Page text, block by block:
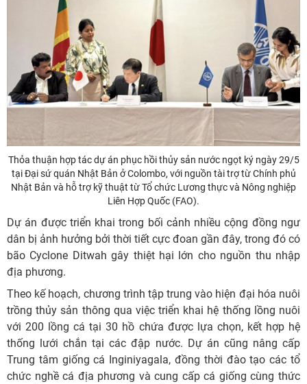
Thỏa thuận hợp tác dự án phục hồi thủy sản nước ngọt ký ngày 29/5
tại Đại sứ quán Nhật Bản ở Colombo, với nguồn tài trợ từ Chính phủ
Nhật Bản và hỗ trợ kỹ thuật từ Tổ chức Lương thực và Nông nghiệp
Liên Hợp Quốc (FAO).
Dự án được triển khai trong bối cảnh nhiều cộng đồng ngư
dân bị ảnh hưởng bởi thời tiết cực đoan gần đây, trong đó có
bão Cyclone Ditwah gây thiệt hại lớn cho nguồn thu nhập
địa phương.
Theo kế hoạch, chương trình tập trung vào hiện đại hóa nuôi
trồng thủy sản thông qua việc triển khai hệ thống lồng nuôi
với 200 lồng cá tại 30 hồ chứa được lựa chọn, kết hợp hệ
thống lưới chắn tại các đập nước. Dự án cũng nâng cấp
Trung tâm giống cá Inginiyagala, đồng thời đào tạo các tổ
chức nghề cá địa phương và cung cấp cá giống cùng thức